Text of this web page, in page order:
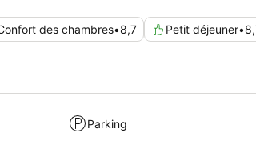
trajet si vous prévoyez d'explorer le
des chambres•8,7 Petit déjeuner•
Parking